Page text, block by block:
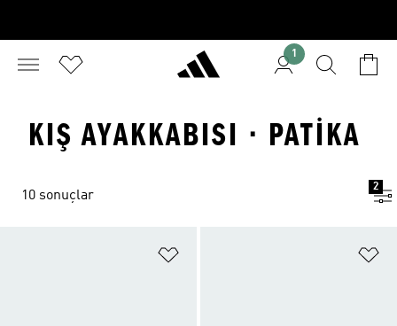
1
KIŞ AYAKKABISI · PATIKA
10 sonuçlar
2